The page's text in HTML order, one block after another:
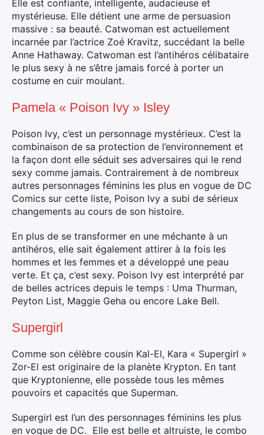
Elle est confiante, intelligente, audacieuse et
mystérieuse. Elle détient une arme de persuasion
massive : sa beauté. Catwoman est actuellement
incarnée par l’actrice Zoé Kravitz, succédant la belle
Anne Hathaway. Catwoman est l’antihéros célibataire
le plus sexy à ne s’être jamais forcé à porter un
costume en cuir moulant.
Pamela « Poison Ivy » Isley
Poison Ivy, c’est un personnage mystérieux. C’est la
combinaison de sa protection de l’environnement et
la façon dont elle séduit ses adversaires qui le rend
sexy comme jamais. Contrairement à de nombreux
autres personnages féminins les plus en vogue de DC
Comics sur cette liste, Poison Ivy a subi de sérieux
changements au cours de son histoire.
En plus de se transformer en une méchante à un
antihéros, elle sait également attirer à la fois les
hommes et les femmes et a développé une peau
verte. Et ça, c’est sexy. Poison Ivy est interprété par
de belles actrices depuis le temps : Uma Thurman,
Peyton List, Maggie Geha ou encore Lake Bell.
Supergirl
Comme son célèbre cousin Kal-El, Kara « Supergirl »
Zor-El est originaire de la planète Krypton. En tant
que Kryptonienne, elle possède tous les mêmes
pouvoirs et capacités que Superman.
Supergirl est l’un des personnages féminins les plus
en vogue de DC. Elle est belle et altruiste, le combo